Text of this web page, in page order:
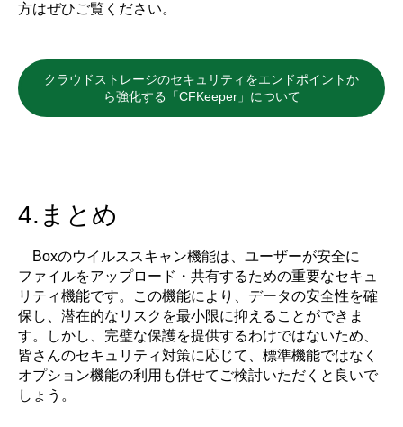
方はぜひご覧ください。
クラウドストレージのセキュリティをエンドポイントか
ら強化する「CFKeeper」について
4.まとめ
Boxのウイルススキャン機能は、ユーザーが安全に
ファイルをアップロード・共有するための重要なセキュ
リティ機能です。この機能により、データの安全性を確
保し、潜在的なリスクを最小限に抑えることができま
す。しかし、完璧な保護を提供するわけではないため、
皆さんのセキュリティ対策に応じて、標準機能ではなく
オプション機能の利用も併せてご検討いただくと良いで
しょう。